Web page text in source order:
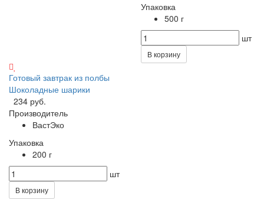
Упаковка
500 г
шт
В корзину
Готовый завтрак из полбы
Шоколадные шарики
234 руб.
Производитель
ВастЭко
Упаковка
200 г
шт
В корзину